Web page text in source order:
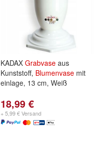
KADAX Grabvase aus
Kunststoff, Blumenvase mit
einlage, 13 cm, Weiß
18,99 €
+ 5,99 € Versand